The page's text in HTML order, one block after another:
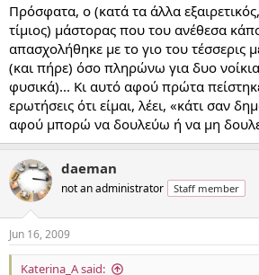
Πρόσφατα, ο (κατά τα άλλα
τίμιος) μάστορας που του ανέθεσα
απασχολήθηκε με το γιο του τέσσερις
(και πήρε) όσο πληρώνω για δυο
φυσικά)... Κι αυτό αφού πρώτα
ερωτήσεις ότι είμαι, λέει, «κάτι σαν
αφού μπορώ να δουλεύω ή να μη
daeman
not an administrator Staff member
Jun 16, 2009
Katerina_A said: